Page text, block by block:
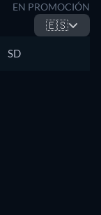
EN PROMOCIÓN
🇪🇸
SD